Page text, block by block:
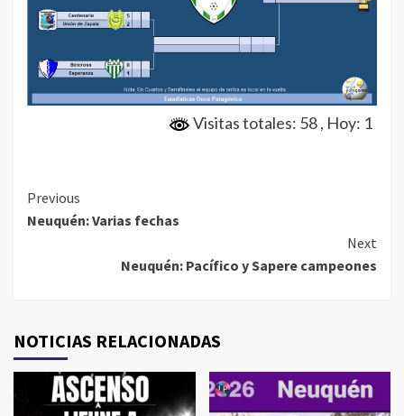
Visitas totales: 58, Hoy: 1
Continue
Reading
Previous
Neuquén: Varias fechas
Next
Neuquén: Pacífico y Sapere campeones
NOTICIAS RELACIONADAS